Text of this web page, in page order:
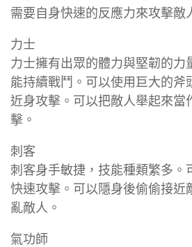
需要自身快速的反應力來攻擊敵
力士
力士擁有出眾的體力與堅韌的力
能持續戰鬥。可以使用巨大的斧
近身攻擊。可以把敵人舉起來當
擊。
刺客
刺客身手敏捷，技能種類繁多。
快速攻擊。可以隱身後偷偷接近
亂敵人。
氣功師